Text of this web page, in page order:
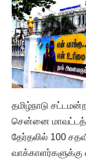
தமிழ்நாடு
சென்னை
தேர்தலில் 100
வாக்காளர்களுக்கு